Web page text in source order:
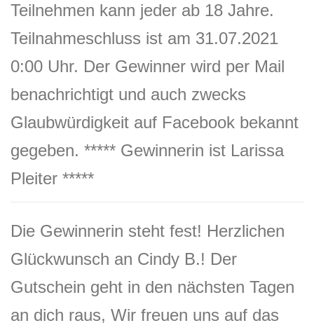
Teilnehmen kann jeder ab 18 Jahre.
Teilnahmeschluss ist am 31.07.2021
0:00 Uhr. Der Gewinner wird per Mail
benachrichtigt und auch zwecks
Glaubwürdigkeit auf Facebook bekannt
gegeben. ***** Gewinnerin ist Larissa
Pleiter *****
Die Gewinnerin steht fest! Herzlichen
Glückwunsch an Cindy B.! Der
Gutschein geht in den nächsten Tagen
an dich raus, Wir freuen uns auf das